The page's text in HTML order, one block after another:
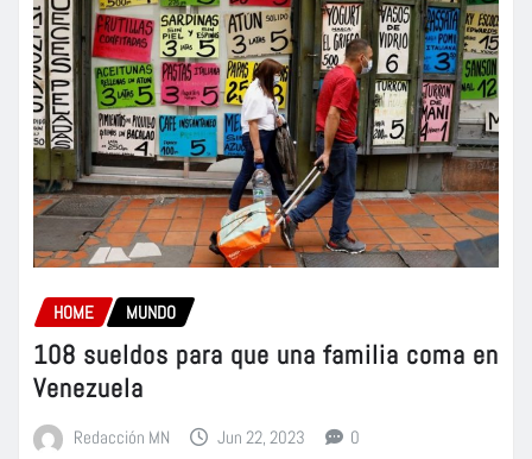
HOME MUNDO
108 sueldos para que una familia coma en
Venezuela
Redacción MN Jun 22, 2023 0